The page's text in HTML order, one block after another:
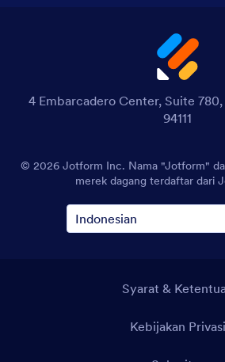
4 Embarcadero Center, Suite
94111
© 2026 Jotform Inc. Nama "Jotform"
merek dagang terdaftar dari
Syarat &
Kebijakan Privasi